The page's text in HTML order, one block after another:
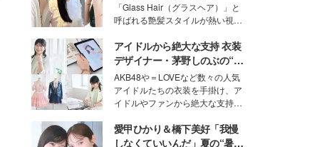
技術を、花王が構築した。
「Glass Hair（グラスヘア）」と
呼ばれる艶髪スタイルが熱い視線
ションの完成度を高めるベースと
して、“髪そのものの美しさ”に改
めて注目する人が増えている様
子。今回は、そんな憧れの艶やか
な髪を日常で叶える、美容好きの
女性たちのヘアケア事情を紹介し
ます。
アイドルから絶大な支持 衣装
デザイナー・茅野しのぶの“可
愛い”を作る美学＜「シチズン
クロスシー」インタビュー＞
AKB48や＝LOVEなど数々の人気
アイドルたちの衣装を手掛け、ア
イドルやファンから絶大な支持を
取締役兼クリエイティブディレク
ター・茅野しのぶ。一人ひとりの
愛甲ひかり＆橋下美好「我慢
しなくていいんだ」夏の“暑さ